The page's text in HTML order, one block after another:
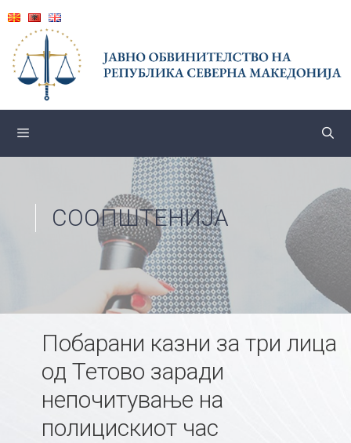
content
СООПШТЕНИЈА
Побарани казни за три лица
од Тетово заради
непочитување на
полицискиот час